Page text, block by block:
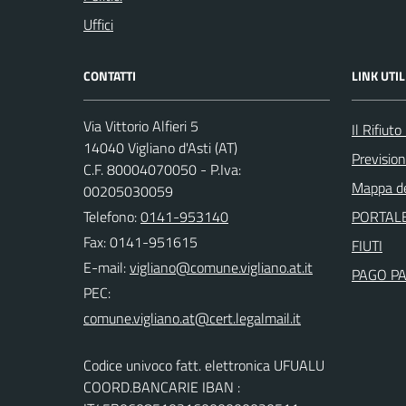
Uffici
CONTATTI
Via Vittorio Alfieri 5
14040 Vigliano d'Asti (AT)
C.F. 80004070050 - P.Iva:
00205030059
Telefono:0141-953140
Fax: 0141-951615
E-mail:
PEC:
Codice univoco fatt. elettronica UFUALU
COORD.BANCARIE IBAN :
LINK
Il Rifiuto
Mappa
FIUTI
PAGO PA